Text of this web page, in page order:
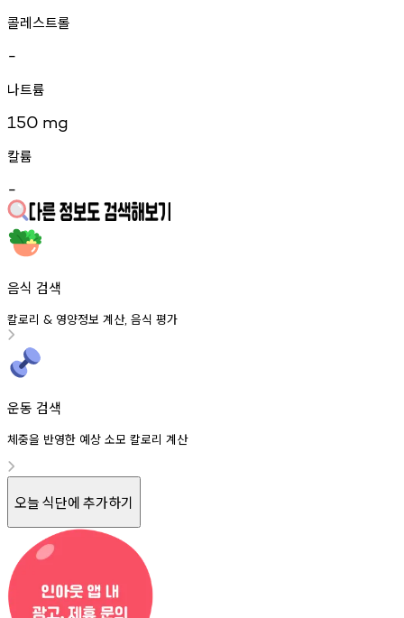
콜레스트롤
-
나트륨
150 mg
칼륨
-
음식 검색
칼로리 & 영양정보 계산, 음식 평가
운동 검색
체중을 반영한 예상 소모 칼로리 계산
오늘 식단에 추가하기